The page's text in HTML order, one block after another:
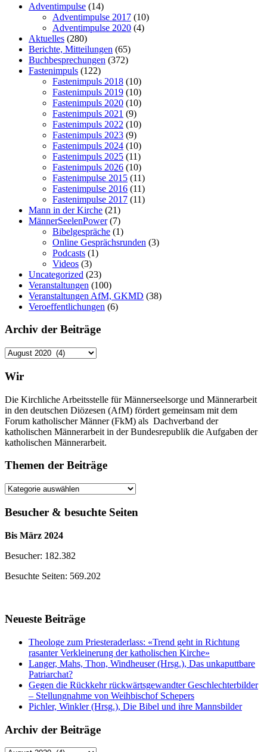
Adventimpulse (14)
Adventimpulse 2017 (10)
Adventimpulse 2020 (4)
Aktuelles (280)
Berichte, Mitteilungen (65)
Buchbesprechungen (372)
Fastenimpuls (122)
Fastenimpuls 2018 (10)
Fastenimpuls 2019 (10)
Fastenimpuls 2020 (10)
Fastenimpuls 2021 (9)
Fastenimpuls 2022 (10)
Fastenimpuls 2023 (9)
Fastenimpuls 2024 (10)
Fastenimpuls 2025 (11)
Fastenimpuls 2026 (10)
Fastenimpulse 2015 (11)
Fastenimpulse 2016 (11)
Fastenimpulse 2017 (11)
Mann in der Kirche (21)
MännerSeelenPower(7)
Bibelgespräche (1)
Online Gesprächsrunden (3)
Podcasts (1)
Videos (3)
Uncategorized (23)
Veranstaltungen (100)
Veranstaltungen AfM, GKMD (38)
Veroeffentlichungen (6)
Archiv der Beiträge
Archiv
Beiträge
Wir
Die Kirchliche Arbeitsstelle für Männerseelsorge und Männerarbeit
in den deutschen Diözesen (AfM) fördert gemeinsam mit dem
Forum katholischer Männer (FkM) als Dachverband der
katholischen Männerarbeit in der Bundesrepublik die Aufgaben der
katholischen Männerarbeit.
Themen der Beiträge
Themen
Beiträge
Besucher & besuchte Seiten
Bis März 2024
Besucher: 182.382
Besuchte Seiten: 569.202
Neueste Beiträge
Theologe zum Priesteraderlass: «Trend geht in Richtung
rasanter Verkleinerung der katholischen Kirche»
Langer, Mahs, Thon, Windheuser (Hrsg.), Das unkaputtbare
Patriarchat?
Gegen die Rückkehr rückwärtsgewandter Geschlechterbilder
– Stellungnahme von Weihbischof Schepers
Pichler, Winkler (Hrsg.), Die Bibel und ihre Mannsbilder
Archiv der Beiträge